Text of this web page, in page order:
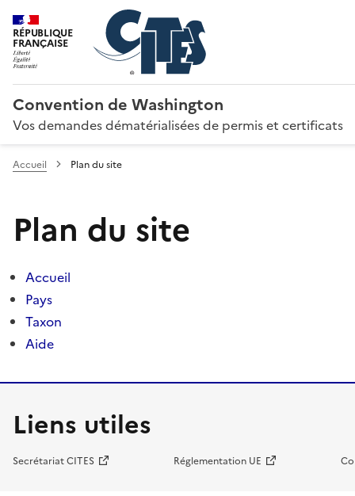
RÉPUBLIQUE
FRANÇAISE
Convention de Washington
Vos demandes dématérialisées de permis et certificats
Accueil Plan du site
Plan du site
Accueil
Pays
Taxon
Aide
Liens utiles
Secrétariat CITES Réglementation UE